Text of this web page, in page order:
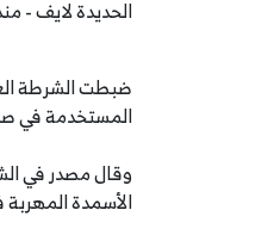
الحديدة لايف - منذ 6
المستخدمة في
وقال مصدر في
الأسمدة المهربة